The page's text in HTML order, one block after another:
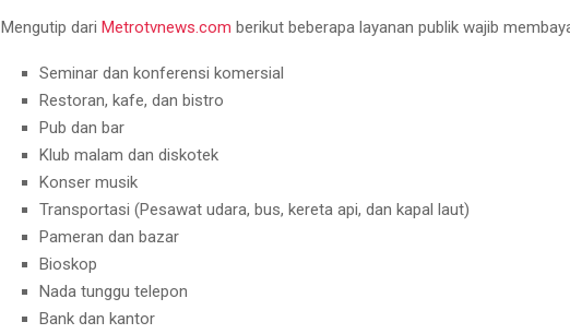
Mengutip dari Metrotvnews.com berikut beberapa layanan publik wajib
Seminar dan konferensi komersial
Restoran, kafe, dan bistro
Pub dan bar
Klub malam dan diskotek
Konser musik
Transportasi (Pesawat udara, bus, kereta api, dan kapal laut)
Pameran dan bazar
Bioskop
Nada tunggu telepon
Bank dan kantor